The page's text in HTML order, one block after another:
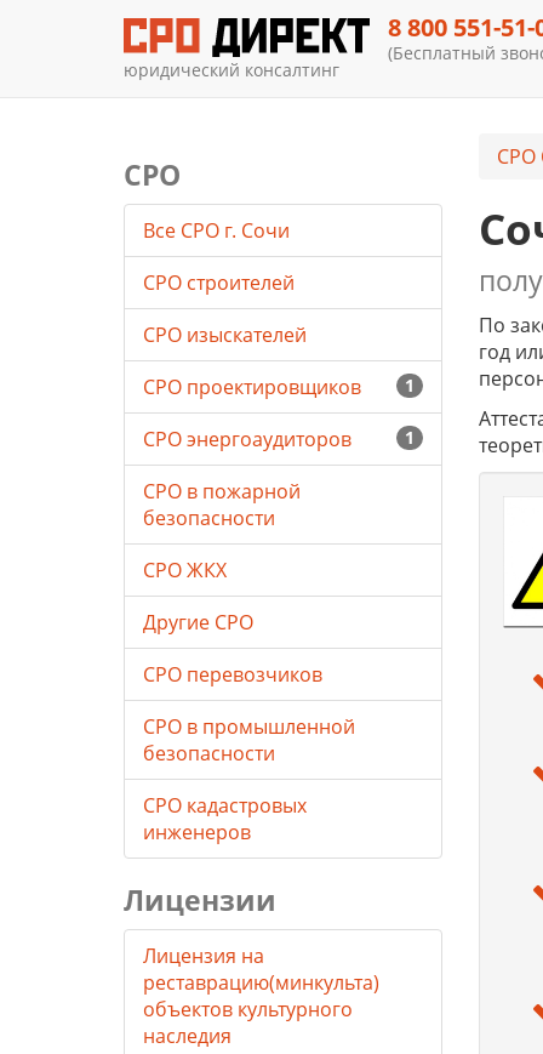
юридический консалтинг
8 800 551-51-
(Бесплатный
СРО
По
год
СРО
Все СРО г. Сочи
СРО строителей
СРО изыскателей
1
СРО проектировщиков
1
СРО энергоаудиторов
СРО в пожарной
безопасности
СРО ЖКХ
Другие СРО
СРО перевозчиков
СРО в промышленной
безопасности
СРО кадастровых
инженеров
Лицензии
Лицензия на
реставрацию(минкульта)
объектов культурного
наследия